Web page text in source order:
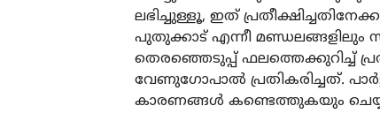
ലഭിച്ചുള്ളൂ, ഇത്
പുതുക്കാട് എന്നീ മണ്ഡലങ്ങളിലും
തെരഞ്ഞെടുപ്പ് ഫലത്തെക്കുറിച്ച്
വേണുഗോപാല്‍ പ്രതികരിച്ചത്.
കാരണങ്ങള്‍ കണ്ടെത്തുകയും